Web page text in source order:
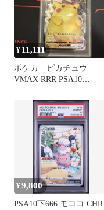
¥ 11,111
ポケカ ピカチュウ
VMAX RRR PSA10
¥9,800
PSA10下666 モココ CHR